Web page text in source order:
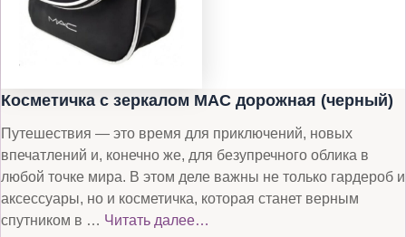
Косметичка с зеркалом MAC дорожная (черный)
Путешествия — это время для приключений, новых
впечатлений и, конечно же, для безупречного облика в
любой точке мира. В этом деле важны не только гардероб и
аксессуары, но и косметичка, которая станет верным
спутником в … Читать далее…